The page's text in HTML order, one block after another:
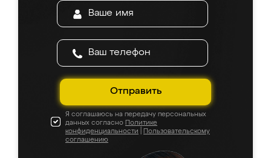
Отправить
Я соглашаюсь на передачу персональных
данных согласно Политике
конфиденциальности
Пользовательскому
соглашению